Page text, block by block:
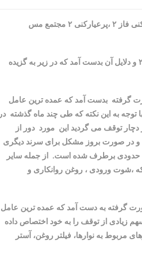
در این ارائه که در تاریخ ۹ شهریور ۱۳۹۶ برگزار شد، برخی مشکلات موجود در آسیاکنی فاز ۲ ،پرعیارکنی ۲ مجتمع مس
طی بررسی های انجام شده مدت زمان های توقف مربوط به ۶ ماه گذشته فاز ۱ و ۲ و دلایل آن بدست آمد که در زیر به گزیده
خود شکن فاز ۱ طی بررسی های صورت گرفته بدست آمد که عمده ترین عامل
توجه به این نکته که طی چند ماه گذشته در
توقف می گردید این مورد دور از
و در صورت بروز مشکل برای سرند دیگری
تا حدودی برطرف شده است.
از جمله سایر
،شوت ورودی ، روغن روانکاری و
نیمه خود شکن فاز ۲ طی بررسی های صورت گرفته به دست آمد که عمده ترین عامل
زیادی از توقف را به خود اختصاص داده
مربوط به نوارها، فیلتر روغن، آستر